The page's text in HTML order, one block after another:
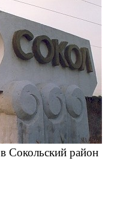
Сокольский район